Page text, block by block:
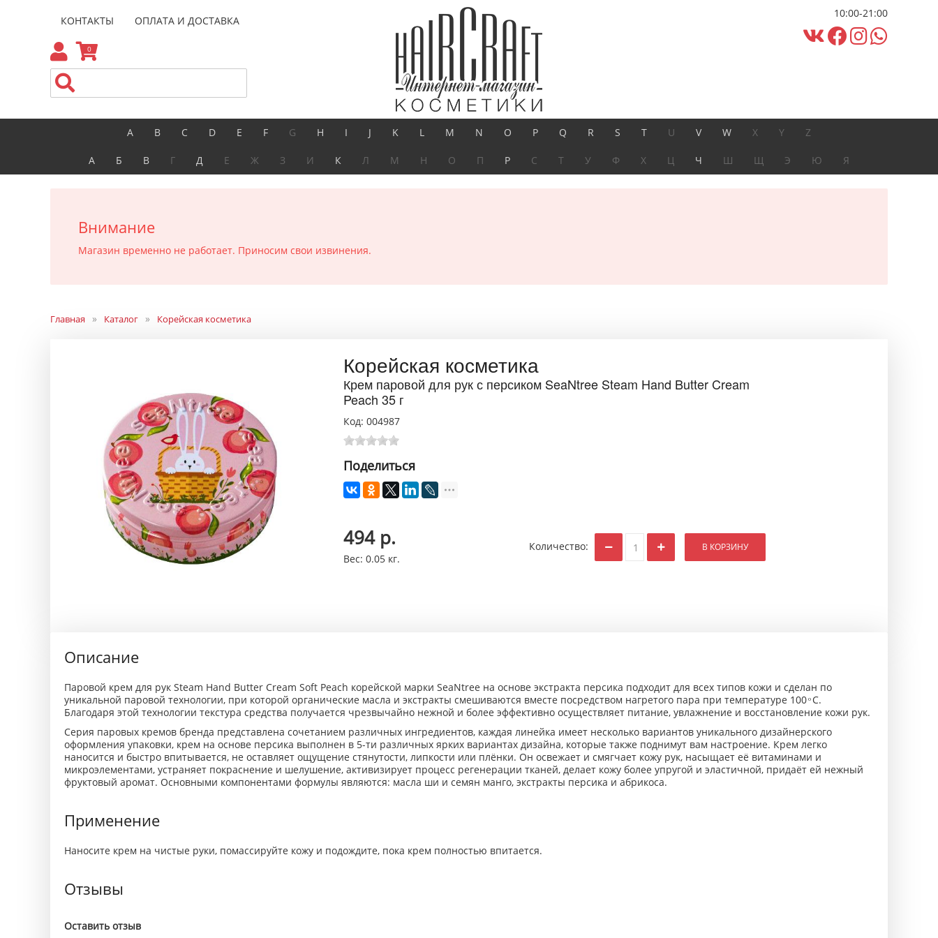
КОНТАКТЫ ОПЛАТА И ДОСТАВКА
0
10:00-21:00
A B C D E F G H I J K L M N O P Q R S T U V W X Y Z
А Б В Г Д Е Ж З И К Л М Н О П Р С Т У Ф Х Ц Ч Ш Щ Э Ю Я
Внимание
Магазин временно не работает. Приносим свои извинения.
Главная Каталог Корейская косметика
Корейская косметика
Крем паровой для рук с персиком SeaNtree Steam Hand Butter Cream
Peach 35 г
Код: 004987
Поделиться
494 р.
Вес: 0.05 кг.
Количество:
Описание
Паровой крем для рук Steam Hand Butter Cream Soft Peach корейской марки SeaNtree на основе экстракта персика подходит для всех типов кожи и сделан по
уникальной паровой технологии, при которой органические масла и экстракты смешиваются вместе посредством нагретого пара при температуре 100 ͦ С.
Благодаря этой технологии текстура средства получается чрезвычайно нежной и более эффективно осуществляет питание, увлажнение и восстановление кожи рук.
Серия паровых кремов бренда представлена сочетанием различных ингредиентов, каждая линейка имеет несколько вариантов уникального дизайнерского
оформления упаковки, крем на основе персика выполнен в 5-ти различных ярких вариантах дизайна, которые также поднимут вам настроение. Крем легко
наносится и быстро впитывается, не оставляет ощущение стянутости, липкости или плёнки. Он освежает и смягчает кожу рук, насыщает её витаминами и
микроэлементами, устраняет покраснение и шелушение, активизирует процесс регенерации тканей, делает кожу более упругой и эластичной, придаёт ей нежный
фруктовый аромат. Основными компонентами формулы являются: масла ши и семян манго, экстракты персика и абрикоса.
Применение
Наносите крем на чистые руки, помассируйте кожу и подождите, пока крем полностью впитается.
Отзывы
Оставить отзыв